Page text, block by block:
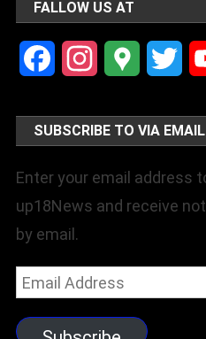
FALLOW US AT
FacebookInstagramGoogle
SUBSCRIBE TO VIA EMAIL
Enter your email address
up18News and receive
by email.
Email